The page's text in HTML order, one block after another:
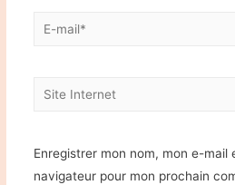
E-
Site
Enregistrer mon nom, mon e-mail
navigateur pour mon prochain